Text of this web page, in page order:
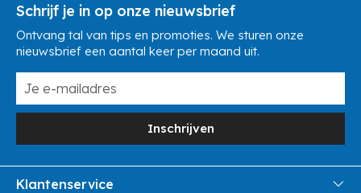
Schrijf je in op onze nieuwsbrief
Ontvang tal van tips en promoties. We sturen onze
nieuwsbrief een aantal keer per maand uit.
Inschrijven
Klantenservice